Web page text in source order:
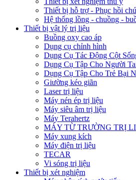
Thiết bị hỗ trợ - Phục hồi
Hệ thống lồng - chuồng -
Thiết bị vật lý trị liệu
Buồng oxy cao áp
Dụng cụ chỉnh hình
Dụng Cụ Tác Động Cột
Dụng Cụ Tập Cho Người
Dụng Cụ Tập Cho Trẻ Bại
Giường kéo giãn
Laser trị liệu
Máy nén ép trị liệu
Máy siêu âm trị liệu
Máy Terahertz
MÁY TỪ TRƯỜNG TRỊ
Máy xung kích
Máy điện trị liệu
TECAR
Vi sóng trị liệu
Thiết bị xét nghiệm